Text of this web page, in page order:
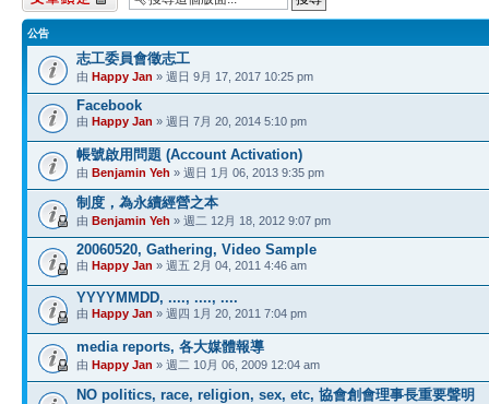
公告
志工委員會徵志工
由 Happy Jan » 週日 9月 17, 2017 10:25 pm
Facebook
由 Happy Jan » 週日 7月 20, 2014 5:10 pm
帳號啟用問題 (Account Activation)
由 Benjamin Yeh » 週日 1月 06, 2013 9:35 pm
制度，為永續經營之本
由 Benjamin Yeh » 週二 12月 18, 2012 9:07 pm
20060520, Gathering, Video Sample
由 Happy Jan » 週五 2月 04, 2011 4:46 am
YYYYMMDD, ...., ...., ....
由 Happy Jan » 週四 1月 20, 2011 7:04 pm
media reports, 各大媒體報導
由 Happy Jan » 週二 10月 06, 2009 12:04 am
NO politics, race, religion, sex, etc, 協會創會理事長重要聲明